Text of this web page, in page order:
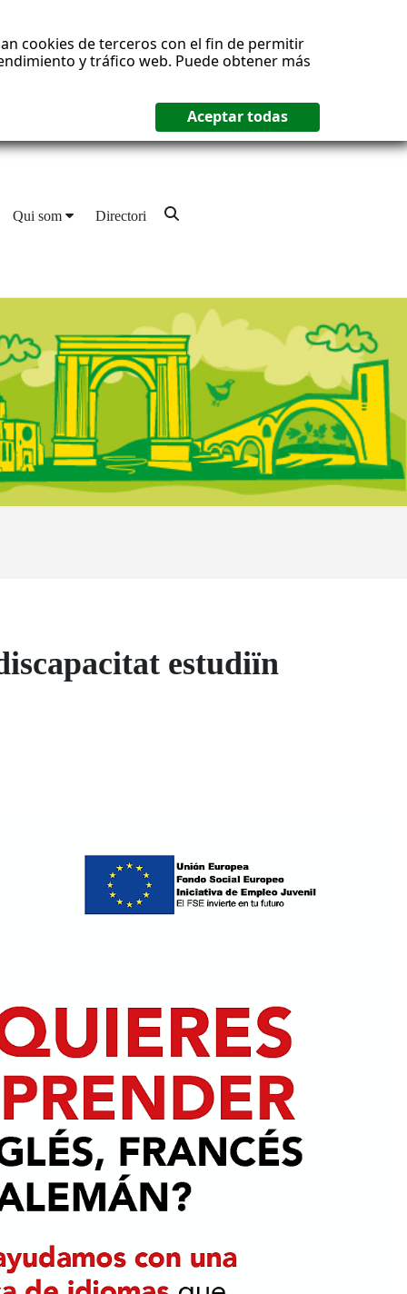
cookies de terceros con el fin de permitir
y tráfico web. Puede obtener más
Qui som Directori
estudiïn